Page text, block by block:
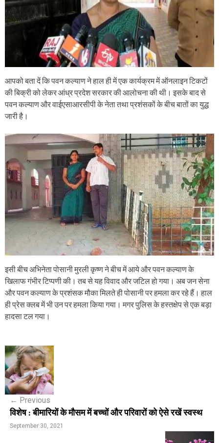
आपको बता दें कि पवन कल्याण ने हाल ही में एक कार्यक्रम में ऑनलाइन टिकटों
की बिक्री को लेकर आंध्र प्रदेश सरकार की आलोचना की थी। इसके बाद से
पवन कल्याण और वाईएसाआरसीपी के नेता तथा प्रशंसकों के बीच बातों का युद्ध
जारी है।
इसी बीच अभिनेता पोसानी मुरली कृष्ण ने बीच में आये और पवन कल्याण के
खिलाफ गंभीर टिप्पणी की। तब से यह विवाद और जटिल हो गया। अब जन सेना
और पवन कल्याण के प्रशंसक मौका मिलते ही पोसानी पर हमला कर रहे हैं। हाल
ही प्रेस क्लब में भी उन पर हमला किया गया। मगर पुलिस के हस्तक्षेप से एक बड़ा
हादसा टल गया।
P
o
s
n
← Previous
विशेष : बीमारियों के मौसम में बच्चों और परिवारों को ऐसे रखें स्वस्थ
September 30, 2021